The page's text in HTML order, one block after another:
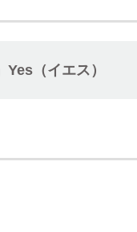
（イエス）